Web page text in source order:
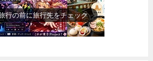
行の前に旅行先をチェック